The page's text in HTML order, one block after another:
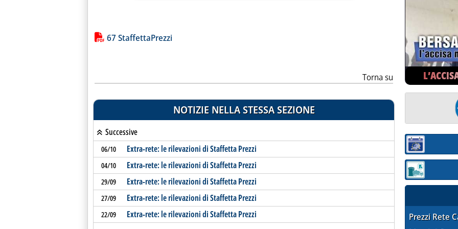
Lista allegati PDF alla notizia
67 StaffettaPrezzi
Torna su
NOTIZIE NELLA STESSA SEZIONE
Successive
06/10 Extra-rete: le rilevazioni di Staffetta Prezzi
04/10 Extra-rete: le rilevazioni di Staffetta Prezzi
29/09 Extra-rete: le rilevazioni di Staffetta Prezzi
27/09 Extra-rete: le rilevazioni di Staffetta Prezzi
22/09 Extra-rete: le rilevazioni di Staffetta Prezzi
Sezione:
Sezione:
Prezzi Rete